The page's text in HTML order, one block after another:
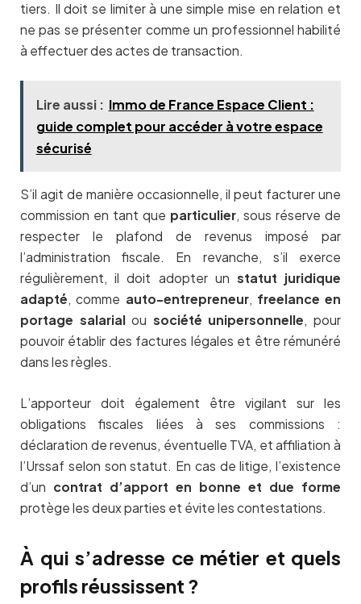
tiers. Il doit se limiter à une simple mise en relation et
ne pas se présenter comme un professionnel habilité
à effectuer des actes de transaction.
Lire aussi : Immo de France Espace Client :
guide complet pour accéder à votre espace
sécurisé
S’il agit de manière occasionnelle, il peut facturer une
commission en tant que particulier, sous réserve de
respecter le plafond de revenus imposé par
l’administration fiscale. En revanche, s’il exerce
régulièrement, il doit adopter un statut juridique
adapté, comme auto-entrepreneur, freelance en
portage salarialou société unipersonnelle, pour
pouvoir établir des factures légales et être rémunéré
dans les règles.
L’apporteur doit également être vigilant sur les
obligations fiscales liées à ses commissions :
déclaration de revenus, éventuelle TVA, et affiliation à
l’Urssaf selon son statut. En cas de litige, l’existence
d’un contrat d’apport en bonne et due forme
protège les deux parties et évite les contestations.
À qui s’adresse ce métier et quels
profils réussissent ?